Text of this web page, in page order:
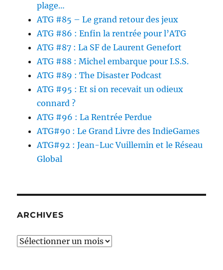
plage…
ATG #85 – Le grand retour des jeux
ATG #86 : Enfin la rentrée pour l’ATG
ATG #87 : La SF de Laurent Genefort
ATG #88 : Michel embarque pour I.S.S.
ATG #89 : The Disaster Podcast
ATG #95 : Et si on recevait un odieux
connard ?
ATG #96 : La Rentrée Perdue
ATG#90 : Le Grand Livre des IndieGames
ATG#92 : Jean-Luc Vuillemin et le Réseau
Global
ARCHIVES
Archives